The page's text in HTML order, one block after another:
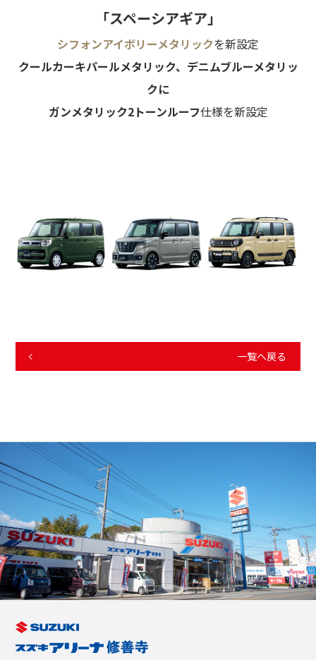
「スペーシアギア」
シフォンアイボリーメタリックを新設定
クールカーキパールメタリック、デニムブルーメタリッ
クに
ガンメタリック2トーンルーフ仕様を新設定
一覧へ戻る